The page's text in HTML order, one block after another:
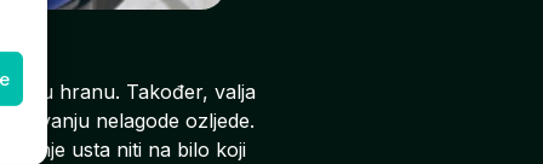
hranu. Također, valja
nelagode ozljede.
usta niti na bilo koji